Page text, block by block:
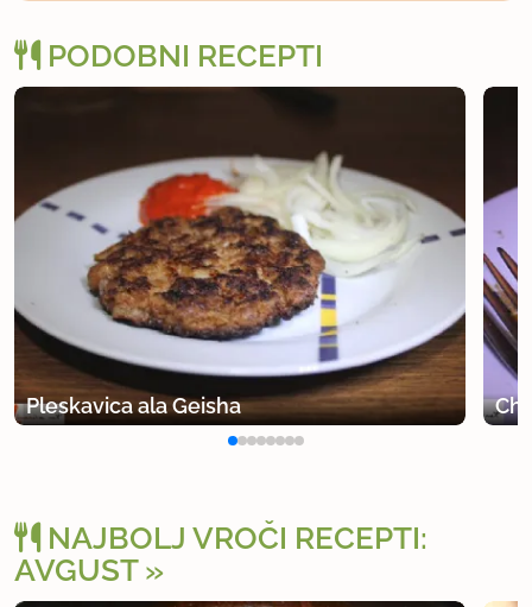
PODOBNI RECEPTI
Pleskavica ala Geisha
NAJBOLJ VROČI RECEPTI:
AVGUST